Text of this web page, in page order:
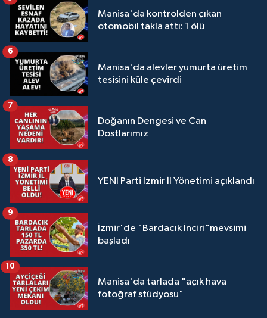
Manisa'da kontrolden çıkan
otomobil takla attı: 1 ölü
Manisa'da alevler yumurta üretim
tesisini küle çevirdi
6
Doğanın Dengesi ve Can
Dostlarımız
7
YENİ Parti İzmir İl Yönetimi açıklandı
8
İzmir'de "Bardacık İnciri"mevsimi
başladı
9
Manisa'da tarlada "açık hava
fotoğraf stüdyosu"
10